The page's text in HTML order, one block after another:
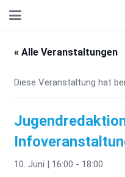
« Alle Veranstaltungen
Diese Veranstaltung hat
10. Juni | 16:00 - 18:00